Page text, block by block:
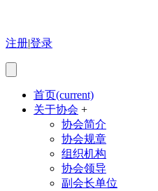
注册|登录
首页(current)
关于协会 +
协会简介
协会规章
组织机构
协会领导
副会长单位